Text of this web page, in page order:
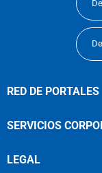
RED DE PORTALES
SERVICIOS
LEGAL